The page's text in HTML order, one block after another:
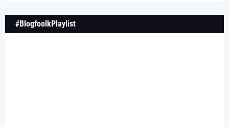
#BlogfoolkPlaylist